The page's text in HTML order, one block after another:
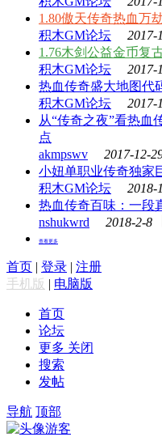
1.80傲天传奇热血万
积木GM论坛
2017-
1.76木剑公益金币复
积木GM论坛
2017-
热血传奇盛大地图代
积木GM论坛
2017-
从“传奇之夜”看热血
点
akmpswv
2017-12-
小妞单职业传奇独家
积木GM论坛
2018-
热血传奇百味：一段
nshukwrd
2018-2-8
查看更多
首页 | 登录 | 注册
手机版 | 电脑版
首页
论坛
更多 关闭
搜索
发帖
导航 顶部
游客